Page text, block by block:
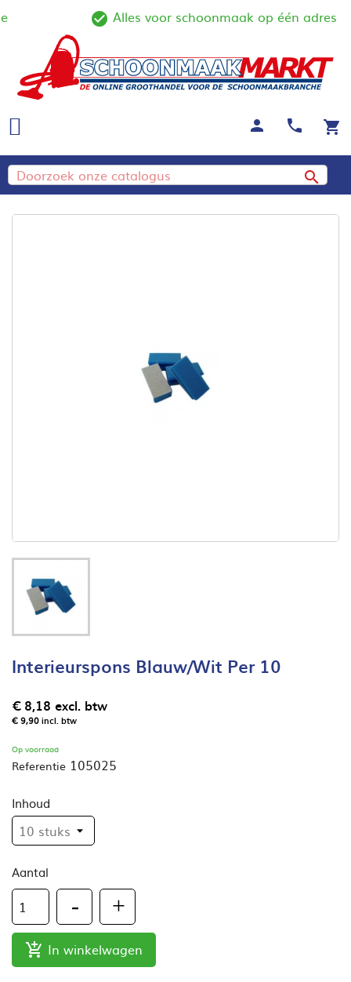
check_circle_outline
Alles voor schoonmaak op één adres
shopping_cart
call
person

Interieurspons Blauw/wit Per 10
€ 8,18 excl. btw
€ 9,90incl. btw
Op voorraad
Referentie 105025
Inhoud
Aantal
 In winkelwagen